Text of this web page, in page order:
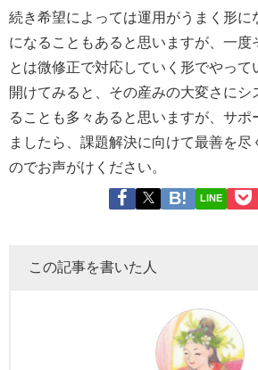
続き希望によっては運用がうまく形に
になることもあると思いますが、一度
とは微修正で対応していく形でやって
開けてみると、その産みの大変さにシ
ることも多々あると思いますが、サポ
ましたら、課題解決に向けて最善を尽
のでお声がけください。
LINE
この記事を書いた人